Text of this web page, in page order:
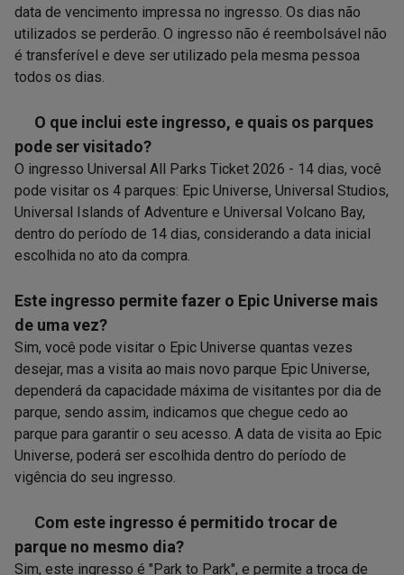
data de vencimento impressa no ingresso. Os dias não
utilizados se perderão. O ingresso não é reembolsável não
é transferível e deve ser utilizado pela mesma pessoa
todos os dias.
O que inclui este ingresso, e quais os parques
pode ser visitado?
O ingresso Universal All Parks Ticket 2026 - 14 dias, você
pode visitar os 4 parques: Epic Universe, Universal Studios,
Universal Islands of Adventure e Universal Volcano Bay,
dentro do período de 14 dias, considerando a data inicial
escolhida no ato da compra.
Este ingresso permite fazer o Epic Universe mais
de uma vez?
Sim, você pode visitar o Epic Universe quantas vezes
desejar, mas a visita ao mais novo parque Epic Universe,
dependerá da capacidade máxima de visitantes por dia de
parque, sendo assim, indicamos que chegue cedo ao
parque para garantir o seu acesso. A data de visita ao Epic
Universe, poderá ser escolhida dentro do período de
vigência do seu ingresso.
Com este ingresso é permitido trocar de
parque no mesmo dia?
Sim, este ingresso é "Park to Park", e permite a troca de